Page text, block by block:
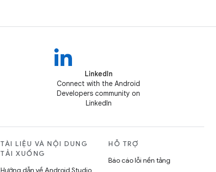
LinkedIn
Connect with the Android
Developers community on
LinkedIn
TÀI LIỆU VÀ NỘI DUNG
TẢI XUỐNG
Hướng dẫn về Android Studio
HỖ TRỢ
Báo cáo lỗi nền tảng